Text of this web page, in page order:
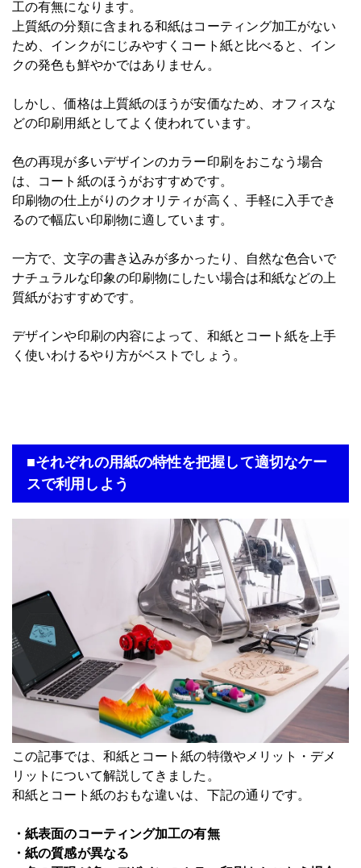
工の有無になります。
上質紙の分類に含まれる和紙はコーティング加工がない
ため、インクがにじみやすくコート紙と比べると、イン
クの発色も鮮やかではありません。
しかし、価格は上質紙のほうが安価なため、オフィスな
どの印刷用紙としてよく使われています。
色の再現が多いデザインのカラー印刷をおこなう場合
は、コート紙のほうがおすすめです。
印刷物の仕上がりのクオリティが高く、手軽に入手でき
るので幅広い印刷物に適しています。
一方で、文字の書き込みが多かったり、自然な色合いで
ナチュラルな印象の印刷物にしたい場合は和紙などの上
質紙がおすすめです。
デザインや印刷の内容によって、和紙とコート紙を上手
く使いわけるやり方がベストでしょう。
■それぞれの用紙の特性を把握して適切なケー
スで利用しよう
この記事では、和紙とコート紙の特徴やメリット・デメ
リットについて解説してきました。
和紙とコート紙のおもな違いは、下記の通りです。
・紙表面のコーティング加工の有無
・紙の質感が異なる